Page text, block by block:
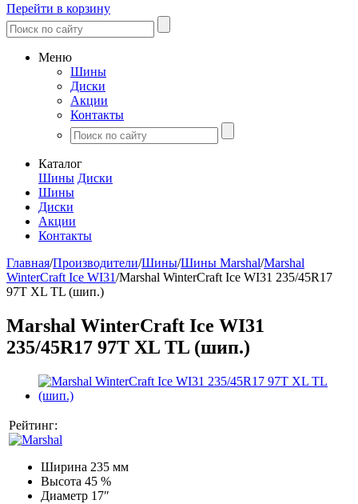
Перейти в корзину
Меню
Шины
Диски
Акции
Контакты
Каталог
Шины Диски
Шины
Диски
Акции
Контакты
Главная/Производители/Шины/Шины Marshal/Marshal
WinterCraft Ice WI31/Marshal WinterCraft Ice WI31 235/45R17
97T XL TL (шип.)
Marshal WinterCraft Ice WI31
235/45R17 97T XL TL (шип.)
Рейтинг:
Ширина 235 мм
Высота 45 %
Диаметр 17″